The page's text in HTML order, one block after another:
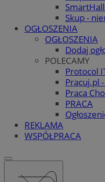
Skup -
OGŁOSZENIA
OGŁOSZENIA
Dodaj
POLECAMY
Protocol
Pracuj.pl
Praca
PRACA
REKLAMA
WSPÓŁPRACA